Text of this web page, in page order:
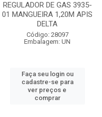
REGULADOR DE GAS 3935-
01 MANGUEIRA 1,20M APIS
DELTA
Código: 28097
Embalagem: UN
Faça seu login ou
cadastre-se para
ver preços e
comprar